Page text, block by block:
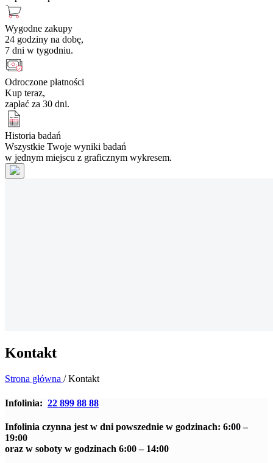
Wygodne zakupy
24 godziny na dobę,
7 dni w tygodniu.
Odroczone płatności
Kup teraz,
zapłać za 30 dni.
Historia badań
Wszystkie Twoje wyniki badań
w jednym miejscu z graficznym wykresem.
Kontakt
Strona główna / Kontakt
Infolinia: 22 899 88 88
Infolinia czynna jest w dni powszednie w godzinach: 6:00 –
19:00
oraz w soboty w godzinach 6:00 – 14:00